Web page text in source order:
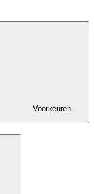
Voorkeuren